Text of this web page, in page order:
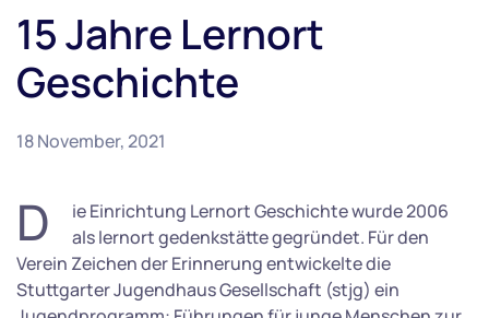
15 Jahre Lernort
Geschichte
18 November, 2021
D
ie Einrichtung Lernort Geschichte wurde 2006
als lernort gedenkstätte gegründet. Für den
Verein Zeichen der Erinnerung entwickelte die
Stuttgarter Jugendhaus Gesellschaft (stjg) ein